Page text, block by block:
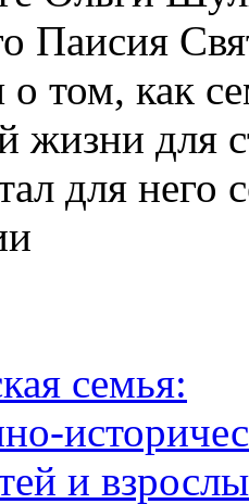
Паисия
о том, как
жизни для
для него